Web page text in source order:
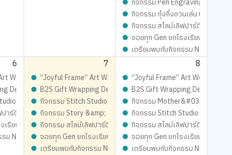
กิจกรรม กุ๋งกิ๋งชวนเล่น นิทานสนุก
กิจกรรม สไลม์เลิฟปาร์ตี้ ปั้นสนุกสุ
จอยทุก Gen ยกโรงเรียน
เตรียมพบกับกิจกรรม New
6 7 8
จอยทุกเจน กับ เก่งน้ำปิง
เดียวในโลก เติมเต็มความสนุก จอยทุกเจน กับ เก่งน้ำปิง
Workshop ดีไซน์เฟรมการ์ด ชิ้นเดียวในโลก เติมเต็มความสนุก จอยทุกเจน กั
“Joyful Frame” Art Workshop ดีไซน์เฟรมการ์ด ชิ้นเดียวในโลก
“Joyful Frame” Art Workshop
อยทุกเจน
Playfull: ส่งมอบความสุข สนุกจอยทุกเจน
Design contest 2026 LIVE Playfull: ส่งมอบความสุข สนุกจอยทุกเจน
B2S Gift Wrapping Design contest 2026 LIVE Playfull: ส่งม
B2S Gift Wrapping Design
LOVE PARTY By Elmer’s
- เสกสรรผ้าผืนงาม ด้วยจักรเย็บผ้าคู่ใจ
กิจกรรม Stitch Studio - เสกสรรผ้าผืนงาม ด้วยจักรเย็บผ้าคู่ใจ
กิจกรรม Mother&#039;s Day
าร์ตี้ ปั้นสนุกสุดมุ้งมิ้ง - Magical SLIME LOVE PARTY By Elmer’s
กิจกรรม Story &amp; Craft – ฟังนิทาน พร้อม DIY สุดสร้างสร
กิจกรรม Stitch Studio - เสกสร
!!
รียน กิจกรรม สไลม์เลิฟปาร์ตี้ ปั้นสนุกสุดมุ้งมิ้ง - Magical SLIME LOVE
กิจกรรม สไลม์เลิฟปาร์ตี้ ปั้นสนุกสุ
ม New Trainer Journey On Tour !!
จอยทุก Gen ยกโรงเรียน
จอยทุก Gen ยกโรงเรียน
เตรียมพบกับกิจกรรม New Trainer Journey On Tour !!
เตรียมพบกับกิจกรรม New